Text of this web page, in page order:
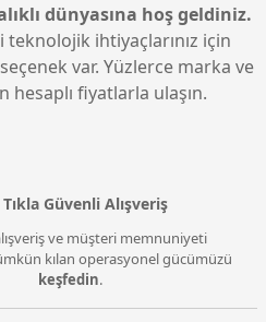
dünyasına hoş geldiniz.
teknolojik ihtiyaçlarınız için
var. Yüzlerce marka ve
fiyatlarla ulaşın.
Güvenli Alışveriş
ve müşteri memnuniyeti
kılan operasyonel gücümüzü
keşfedin.